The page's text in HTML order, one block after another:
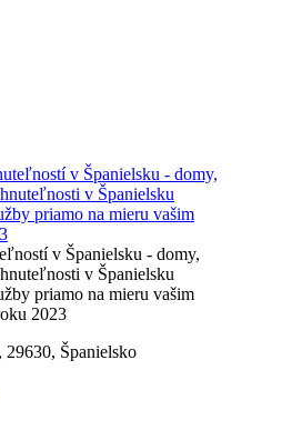
v Španielsku - domy,
v Španielsku
priamo na mieru vašim
2023
29630, Španielsko